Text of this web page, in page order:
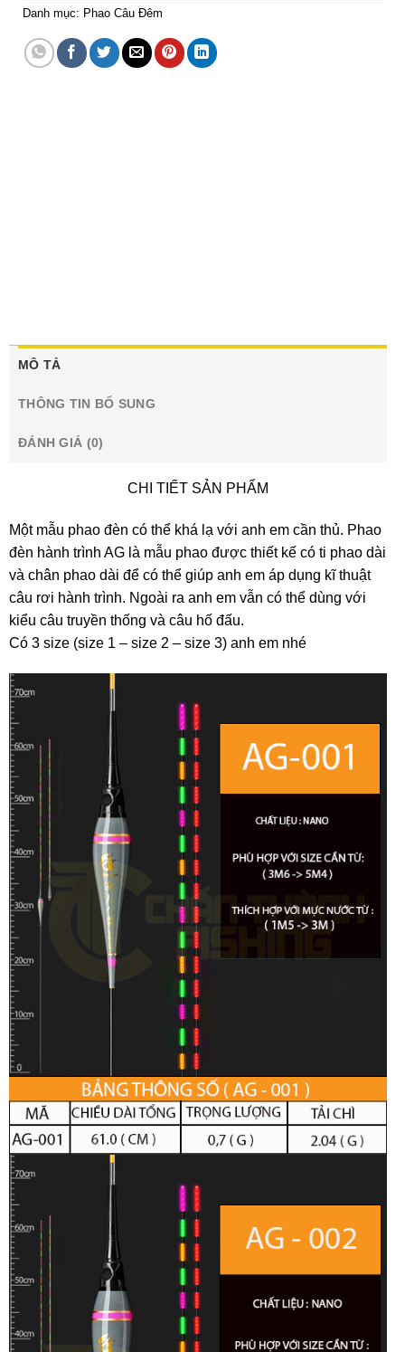
Danh mục: Phao Câu Đêm
MÔ TẢ
THÔNG TIN BỔ SUNG
ĐÁNH GIÁ (0)
CHI TIẾT SẢN PHẨM
Một mẫu phao đèn có thể khá lạ với anh em cần thủ. Phao
đèn hành trình AG là mẫu phao được thiết kế có ti phao dài
và chân phao dài để có thể giúp anh em áp dụng kĩ thuật
câu rơi hành trình. Ngoài ra anh em vẫn có thể dùng với
kiểu câu truyền thống và câu hố đấu.
Có 3 size (size 1 – size 2 – size 3) anh em nhé